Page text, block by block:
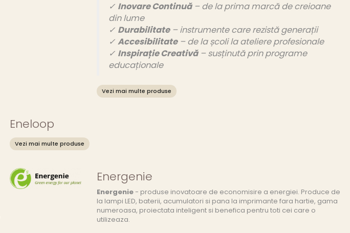
✓ Inovare Continuă– de la prima marcă de creioane
din lume
✓ Durabilitate– instrumente care rezistă generații
✓ Accesibilitate– de la școli la ateliere profesionale
✓ Inspirație Creativă– susținută prin programe
educaționale
Vezi mai multe produse
Eneloop
Vezi mai multe produse
Energenie
Energenie- produse inovatoare de economisire a energiei. Produce de
la lampi LED, baterii, acumulatori si pana la imprimante fara hartie, gama
numeroasa, proiectata inteligent si benefica pentru toti cei care o
utilizeaza.